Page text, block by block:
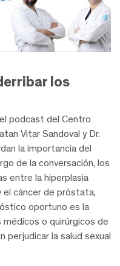
los
podcast del Centro
Vitar Sandoval y Dr.
la importancia del
de la conversación, los
entre la hiperplasia
cáncer de próstata,
oportuno es la
o quirúrgicos de
perjudicar la salud sexual